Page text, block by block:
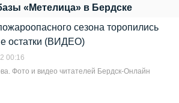
«Метелица» в Бердске
сезона торопились
остатки (ВИДЕО)
00:16
Фото и видео читателей Бердск-Онлайн